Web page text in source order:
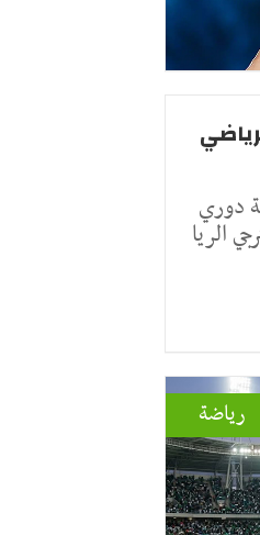
دوري
الريا
رياضة